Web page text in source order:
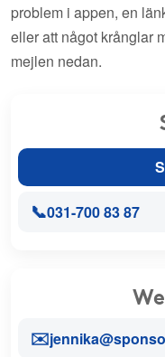
problem i appen, en
eller att något krånglar
mejlen nedan.
📞031-700 83 87
✉️